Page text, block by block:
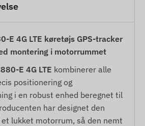
E 4G LTE køretøjs GPS-tracker
montering i motorrummet
E 4G LTE kombinerer alle
positionering og
i en robust enhed beregnet til
har designet den
lukket motorrum, så den nemt